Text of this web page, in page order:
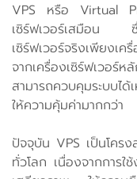
VPS หรือ Virtual
เซิร์ฟเวอร์เสมือน ซึ่ง
เซิร์ฟเวอร์จริงเพียงเ
จากเครื่องเซิร์ฟเวอร์
สามารถควบคุมระบบไ
ให้ความคุ้มค่ามากกว่า
ปัจจุบัน VPS เป็นโคร
ทั่วโลก เนื่องจากการใ